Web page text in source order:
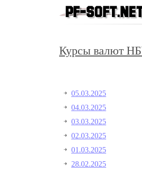
Курсы валют
05.03.2025
04.03.2025
03.03.2025
02.03.2025
01.03.2025
28.02.2025